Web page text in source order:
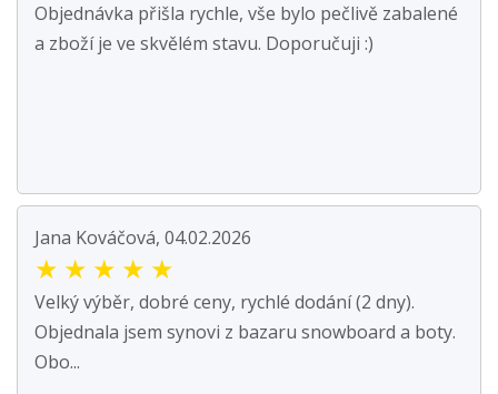
Objednávka přišla rychle, vše bylo pečlivě zabalené
a zboží je ve skvělém stavu. Doporučuji :)
Jana Kováčová, 04.02.2026
★ ★ ★ ★ ★
Velký výběr, dobré ceny, rychlé dodání (2 dny).
Objednala jsem synovi z bazaru snowboard a boty.
Obo...